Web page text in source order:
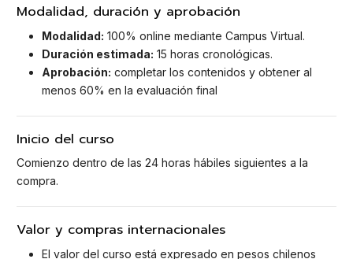
Modalidad, duración y aprobación
Modalidad: 100% online mediante Campus Virtual.
Duración estimada: 15 horas cronológicas.
Aprobación: completar los contenidos y obtener al
menos 60% en la evaluación final
Inicio del curso
Comienzo dentro de las 24 horas hábiles siguientes a la
compra.
Valor y compras internacionales
El valor del curso está expresado en pesos chilenos